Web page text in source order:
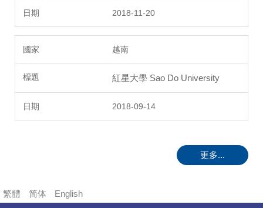
2018-11-20
越南
紅星大學 Sao Do University
2018-09-14
更多...
繁體 简体 English